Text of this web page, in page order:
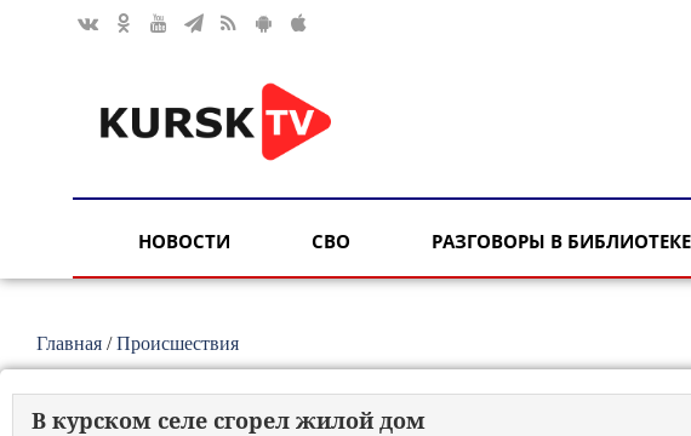
НОВОСТИ СВО РАЗГОВОРЫ В БИБЛИОТЕКЕ
Главная /Происшествия
В курском селе сгорел жилой дом